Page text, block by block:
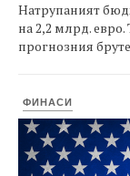
Натрупаният
на 2,2 млрд. евро.
прогнозния
ФИНАСИ